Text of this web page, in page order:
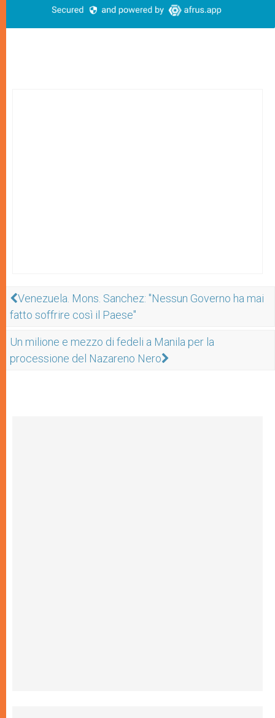
Venezuela. Mons. Sanchez: "Nessun Governo ha mai
fatto soffrire così il Paese"
Un milione e mezzo di fedeli a Manila per la
processione del Nazareno Nero